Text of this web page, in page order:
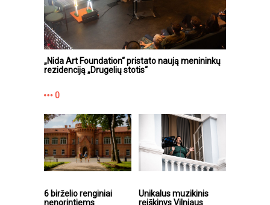
„Nida Art Foundation“ pristato naują menininkų
rezidenciją „Drugelių stotis“
0
6 birželio renginiai
nenorintiems
Unikalus muzikinis
reiškinys Vilniaus